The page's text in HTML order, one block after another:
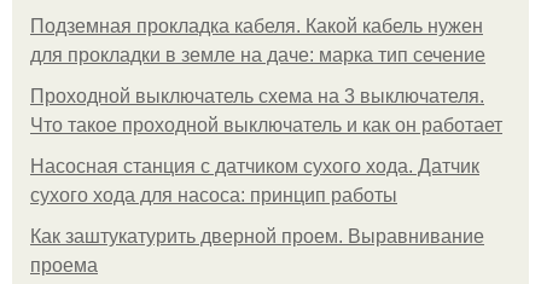
Подземная прокладка кабеля. Какой кабель нужен
для прокладки в земле на даче: марка тип сечение
Проходной выключатель схема на 3 выключателя.
Что такое проходной выключатель и как он работает
Насосная станция с датчиком сухого хода. Датчик
сухого хода для насоса: принцип работы
Как заштукатурить дверной проем. Выравнивание
проема